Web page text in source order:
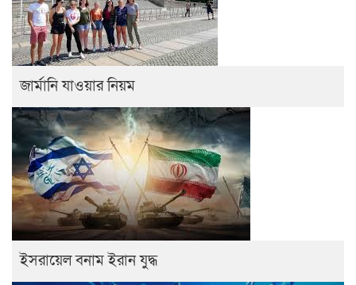
জার্মানি যাওয়ার নিয়ম
ইসরায়েল বনাম ইরান যুদ্ধ